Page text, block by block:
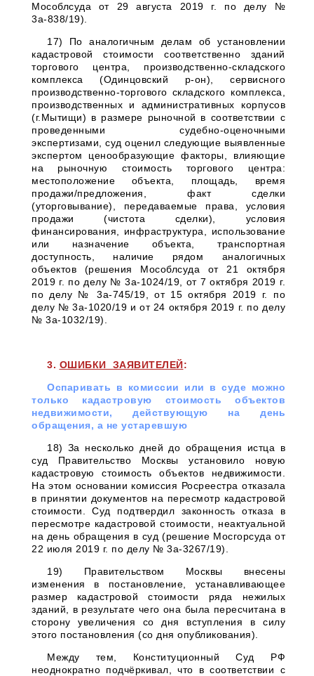
Мособлсуда от 29 августа 2019 г. по делу №
3а-838/19).
17) По аналогичным делам об установлении
кадастровой стоимости соответственно зданий
торгового центра, производственно-складского
комплекса (Одинцовский р-он), сервисного
производственно-торгового складского комплекса,
производственных и административных корпусов
(г.Мытищи) в размере рыночной в соответствии с
проведенными судебно-оценочными
экспертизами, суд оценил следующие выявленные
экспертом ценообразующие факторы, влияющие
на рыночную стоимость торгового центра:
местоположение объекта, площадь, время
продажи/предложения, факт сделки
(уторговывание), передаваемые права, условия
продажи (чистота сделки), условия
финансирования, инфраструктура, использование
или назначение объекта, транспортная
доступность, наличие рядом аналогичных
объектов (решения Мособлсуда от 21 октября
2019 г. по делу № 3а-1024/19, от 7 октября 2019 г.
по делу № 3а-745/19, от 15 октября 2019 г. по
делу № 3а-1020/19 и от 24 октября 2019 г. по делу
№ 3а-1032/19).
3. ОШИБКИ ЗАЯВИТЕЛЕЙ:
Оспаривать в комиссии или в суде можно
только кадастровую стоимость объектов
недвижимости, действующую на день
обращения, а не устаревшую
18) За несколько дней до обращения истца в
суд Правительство Москвы установило новую
кадастровую стоимость объектов недвижимости.
На этом основании комиссия Росреестра отказала
в принятии документов на пересмотр кадастровой
стоимости. Суд подтвердил законность отказа в
пересмотре кадастровой стоимости, неактуальной
на день обращения в суд (решение Мосгорсуда от
22 июля 2019 г. по делу № 3а-3267/19).
19) Правительством Москвы внесены
изменения в постановление, устанавливающее
размер кадастровой стоимости ряда нежилых
зданий, в результате чего она была пересчитана в
сторону увеличения со дня вступления в силу
этого постановления (со дня опубликования).
Между тем, Конституционный Суд РФ
неоднократно подчёркивал, что в соответствии с